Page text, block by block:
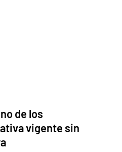
de los
vigente sin